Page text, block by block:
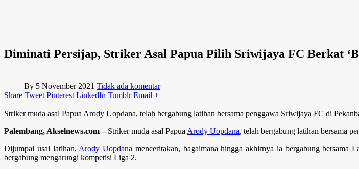
Diminati Persijap, Striker Asal Papua Pilih Sriwijaya FC Berkat
By 5 November 2021 Tidak ada komentar
Share Tweet Pinterest LinkedIn Tumblr Email +
Striker muda asal Papua Arody Uopdana, telah bergabung latihan bersama penggawa Sriwijaya FC di
Palembang, Akselnews.com –Striker muda asal Papua Arody Uopdana, telah bergabung latihan bersama
Dijumpai usai latihan, Arody Uopdana menceritakan, bagaimana hingga akhirnya ia bergabung
bergabung mengarungi kompetisi Liga 2.